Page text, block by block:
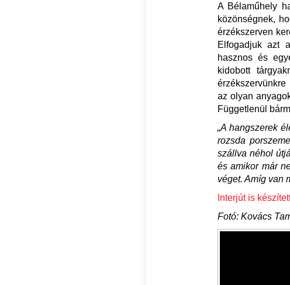
A Bélaműhely
közönségnek,
érzékszerven
Elfogadjuk azt
hasznos és
kidobott
az olyan
Függetlenül
„A hangszerek
rozsda
szállva néhol
és amikor már
véget. Amíg van
Interjút is
Fotó: Kovács